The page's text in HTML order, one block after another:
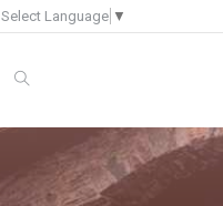
Select Language ▼